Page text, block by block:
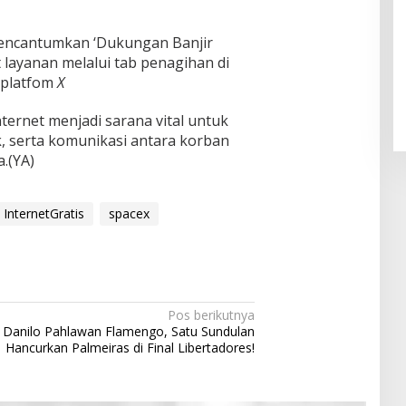
‘Dukungan Banjir
melalui tab penagihan di
platfomX
menjadi sarana vital untuk
serta komunikasi antara korban
InternetGratis
spacex
Pos berikutnya
Danilo Pahlawan Flamengo, Satu Sundulan
Hancurkan Palmeiras di Final Libertadores!
Pendaftaran Istana Dibuka,
Warga Berebut Kuota